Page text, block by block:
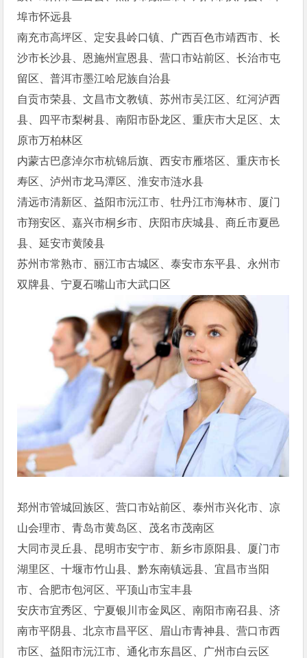
埠市怀远县
南充市高坪区、定安县岭口镇、广西百色市靖西市、长
沙市长沙县、恩施州宣恩县、营口市站前区、长治市屯
留区、普洱市墨江哈尼族自治县
自贡市荣县、文昌市文教镇、苏州市吴江区、红河泸西
县、四平市梨树县、南阳市卧龙区、重庆市大足区、太
原市万柏林区
内蒙古巴彦淖尔市杭锦后旗、西安市雁塔区、重庆市长
寿区、泸州市龙马潭区、淮安市涟水县
清远市清新区、益阳市沅江市、牡丹江市海林市、厦门
市翔安区、嘉兴市桐乡市、庆阳市庆城县、商丘市夏邑
县、延安市黄陵县
苏州市常熟市、丽江市古城区、泰安市东平县、永州市
双牌县、宁夏石嘴山市大武口区
郑州市管城回族区、营口市站前区、泰州市兴化市、凉
山会理市、青岛市黄岛区、茂名市茂南区
大同市灵丘县、昆明市安宁市、新乡市原阳县、厦门市
湖里区、十堰市竹山县、黔东南镇远县、宜昌市当阳
市、合肥市包河区、平顶山市宝丰县
安庆市宜秀区、宁夏银川市金凤区、南阳市南召县、济
南市平阴县、北京市昌平区、眉山市青神县、营口市西
市区、益阳市沅江市、通化市东昌区、广州市白云区